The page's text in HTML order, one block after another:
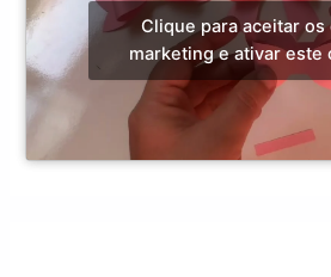
Clique para aceitar os
marketing e ativar este